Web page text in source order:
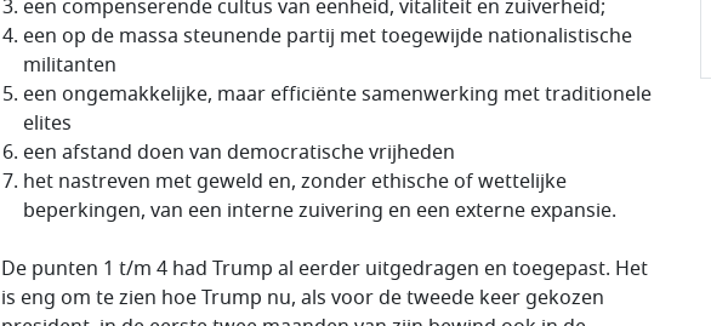
een compenserende cultus van eenheid, vitaliteit en zuiverheid;
een op de massa steunende partij met toegewijde nationalistische
militanten
een ongemakkelijke, maar efficiënte samenwerking met traditionele
elites
een afstand doen van democratische vrijheden
het nastreven met geweld en, zonder ethische of wettelijke
beperkingen, van een interne zuivering en een externe expansie.
De punten 1 t/m 4 had Trump al eerder uitgedragen en toegepast. Het
is eng om te zien hoe Trump nu, als voor de tweede keer gekozen